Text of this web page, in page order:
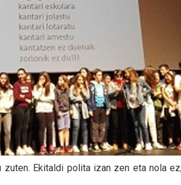
Ekitaldi polita izan zen eta nola